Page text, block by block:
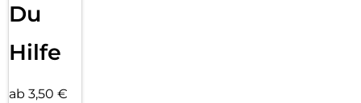
Du
Hilfe
ab 3,50 €